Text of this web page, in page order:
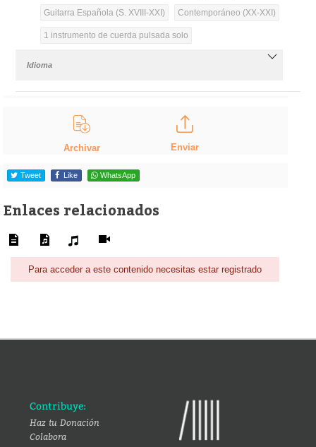
Guitarra Española (S. XVIII-XXI) Contemporáneo (XX-XXI)
1 instrumento de cuerda pulsada solo
Idioma
Archivar Enviar
Tweet Like WhatsApp
Enlaces relacionados
Para acceder a este contenido necesitas estar registrado
Contribuye:
Haz tu Donación
Colabora